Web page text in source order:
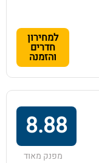
למחירון
חדרים
והזמנה
8.88
מפנק מאוד